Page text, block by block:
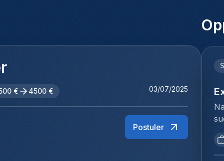
€ 4500 € 03/07/2025
Postuler